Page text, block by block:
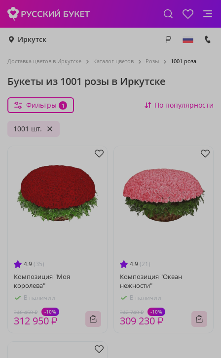
Иркутск
Доставка цветов в Иркутске Каталог цветов Розы 1001 роза
Букеты из 1001 розы в Иркутске
Фильтры 1 По популярности
1001 шт.
4.9 (35)
Композиция "Моя
королева"
В наличии
346 460 ₽ -10%
312 950 ₽
4.9 (21)
Композиция "Океан
нежности"
В наличии
342 740 ₽ -10%
309 230 ₽